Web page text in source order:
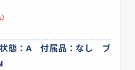
)
態：A 付属品：なし ブ